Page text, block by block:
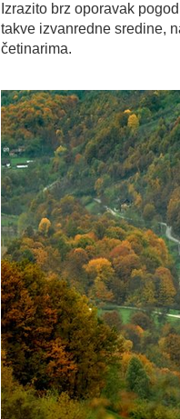
Izrazito brz oporavak
takve izvanredne sredine,
četinarima.